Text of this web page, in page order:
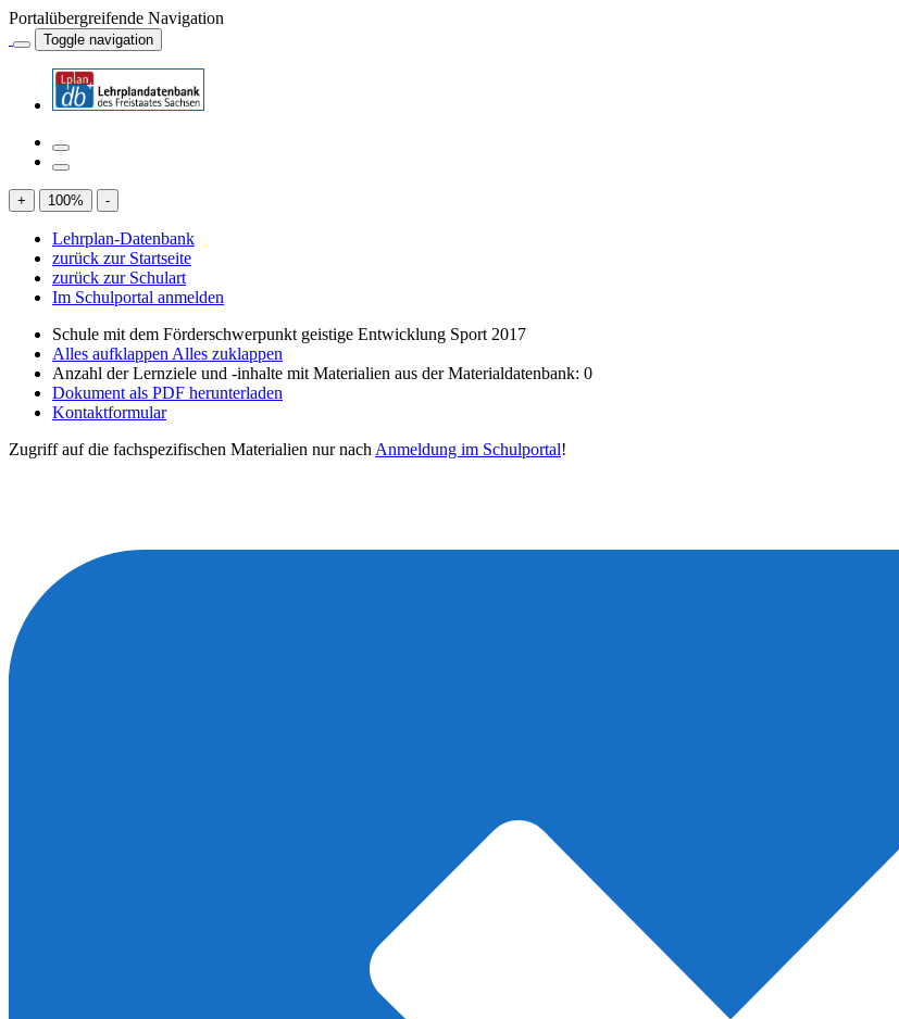
Portalübergreifende Navigation
Toggle navigation
+ 100% -
Lehrplan-Datenbank
zurück zur Startseite
zurück zur Schulart
Im Schulportal anmelden
Schule mit dem Förderschwerpunkt geistige Entwicklung Sport 2017
Alles aufklappen Alles zuklappen
Anzahl der Lernziele und -inhalte mit Materialien aus der Materialdatenbank: 0
Dokument als PDF herunterladen
Kontaktformular
Zugriff auf die fachspezifischen Materialien nur nach Anmeldung im Schulportal!